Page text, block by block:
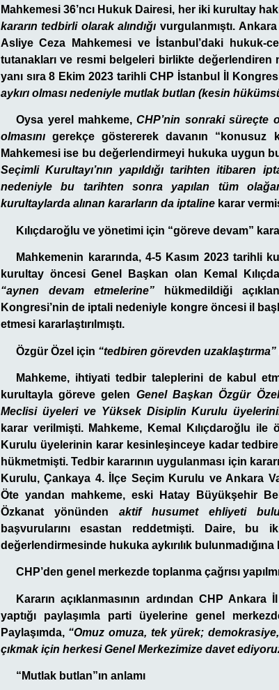
Mahkemesi 36’ncı Hukuk Dairesi, her iki kurultay
kararın tedbirli olarak alındığı vurgulanmıştı.
Asliye Ceza Mahkemesi ve İstanbul’daki hukuk-
tutanakları ve resmi belgeleri birlikte değerlendiren
yanı sıra 8 Ekim 2023 tarihli CHP İstanbul İl
aykırı olması nedeniyle mutlak butlan (kesin
Oysa yerel mahkeme,CHP’nin sonraki süreçte
olmasını gerekçe göstererek davanın “konusuz
Mahkemesi ise bu değerlendirmeyi hukuka uygun
Seçimli Kurultayı’nın yapıldığı tarihten itibaren
nedeniyle bu tarihten sonra yapılan tüm
kurultaylarda alınan kararların da iptaline karar
Kılıçdaroğlu ve yönetimi için “göreve devam”
Mahkemenin kararında, 4-5 Kasım 2023 tarihli
kurultay öncesi Genel Başkan olan Kemal
“aynen devam etmelerine”
hükmedildiği
Kongresi’nin de iptali nedeniyle kongre öncesi il
etmesi kararlaştırılmıştı.
Özgür Özel için “tedbiren görevden uzaklaştırma”
Mahkeme, ihtiyati tedbir taleplerini de kabul
kurultayla göreve gelen Genel Başkan Özgür
Meclisi üyeleri ve Yüksek Disiplin Kurulu
karar verilmişti. Mahkeme, Kemal Kılıçdaroğlu
Kurulu üyelerinin karar kesinleşinceye kadar
hükmetmişti. Tedbir kararının uygulanması için
Kurulu, Çankaya 4. İlçe Seçim Kurulu ve Ankara
Öte yandan mahkeme, eski Hatay Büyükşehir
Özkanat yönünden aktif husumet ehliyeti
başvurularını esastan reddetmişti. Daire, bu
değerlendirmesinde hukuka aykırılık
CHP’den genel merkezde toplanma çağrısı
Kararın açıklanmasının ardından CHP Ankara
yaptığı paylaşımla parti üyelerine genel
Paylaşımda, “Omuz omuza, tek yürek;
çıkmak için herkesi Genel Merkezimize davet
“Mutlak butlan”ın anlamı